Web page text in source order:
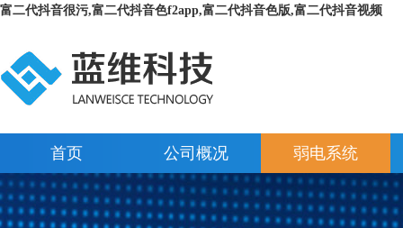
富二代抖音很污,富二代抖音色f2app,富二代抖音色版,富二代抖音视频
首页 公司概况 弱电系统